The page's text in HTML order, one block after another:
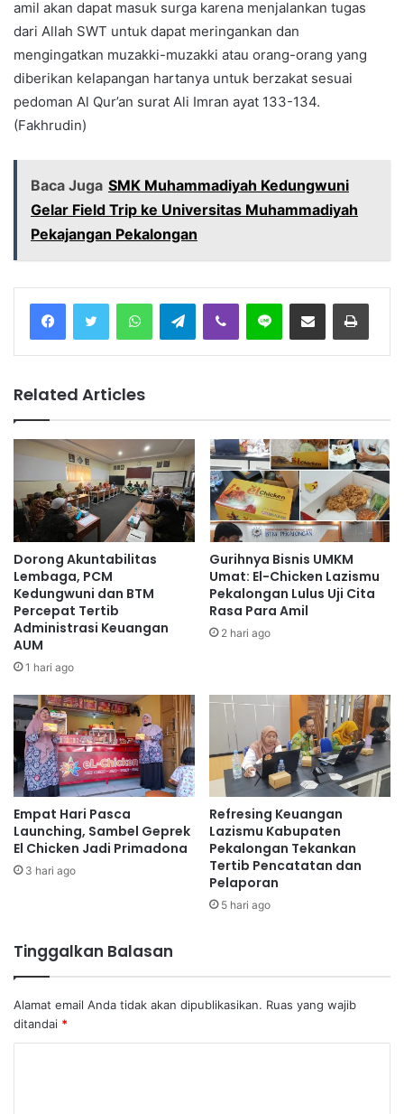
amil akan dapat masuk surga karena menjalankan tugas
dari Allah SWT untuk dapat meringankan dan
mengingatkan muzakki-muzakki atau orang-orang yang
diberikan kelapangan hartanya untuk berzakat sesuai
pedoman Al Qur’an surat Ali Imran ayat 133-134.
(Fakhrudin)
Baca Juga SMK Muhammadiyah Kedungwuni
Gelar Field Trip ke Universitas Muhammadiyah
Pekajangan Pekalongan
Telegram
Related Articles
Dorong Akuntabilitas
Lembaga, PCM
Kedungwuni dan BTM
Percepat Tertib
Administrasi Keuangan
AUM
1 hari ago
Gurihnya Bisnis UMKM
Umat: El-Chicken Lazismu
Pekalongan Lulus Uji Cita
Rasa Para Amil
2 hari ago
Empat Hari Pasca
Launching, Sambel Geprek
El Chicken Jadi Primadona
3 hari ago
Refresing Keuangan
Lazismu Kabupaten
Pekalongan Tekankan
Tertib Pencatatan dan
Pelaporan
5 hari ago
Tinggalkan Balasan
Alamat email Anda tidak akan dipublikasikan. Ruas yang wajib
ditandai *